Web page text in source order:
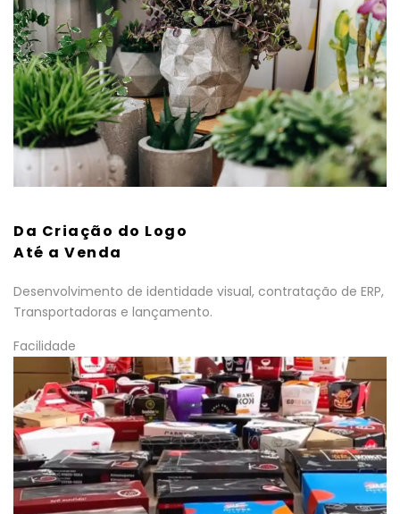
Da Criação do Logo
Até a Venda
Desenvolvimento de identidade visual, contratação de ERP,
Transportadoras e lançamento.
Facilidade